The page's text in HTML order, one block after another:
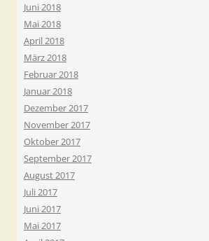
Juni 2018
Mai 2018
April 2018
März 2018
Februar 2018
Januar 2018
Dezember 2017
November 2017
Oktober 2017
September 2017
August 2017
Juli 2017
Juni 2017
Mai 2017